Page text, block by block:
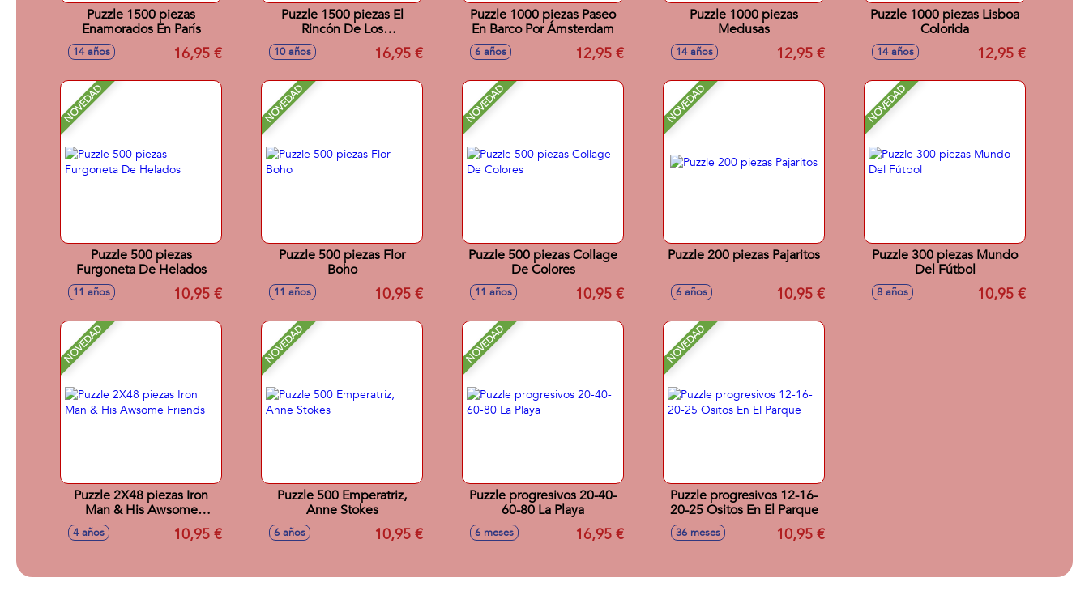
Puzzle 1500 piezas
Enamorados En París
14 años 16,95 €
Puzzle 1500 piezas El
Rincón De Los
Cuadernillos Kitsch
10 años 16,95 €
Puzzle 1000 piezas Paseo
En Barco Por Ámsterdam
6 años 12,95 €
Puzzle 1000 piezas
Medusas
14 años 12,95 €
Puzzle 1000 piezas Lisboa
Colorida
14 años 12,95 €
NOVEDAD
Puzzle 500 piezas
Furgoneta De Helados
11 años 10,95 €
NOVEDAD
Puzzle 500 piezas Flor
Boho
11 años 10,95 €
NOVEDAD
Puzzle 500 piezas Collage
De Colores
11 años 10,95 €
NOVEDAD
Puzzle 200 piezas Pajaritos
6 años 10,95 €
NOVEDAD
Puzzle 300 piezas Mundo
Del Fútbol
8 años 10,95 €
NOVEDAD
Puzzle 2X48 piezas Iron
Man & His Awsome
4 años 10,95 €
NOVEDAD
Puzzle 500 Emperatriz,
Anne Stokes
6 años 10,95 €
NOVEDAD
Puzzle progresivos 20-40-
60-80 La Playa
6 meses 16,95 €
NOVEDAD
Puzzle progresivos 12-16-
20-25 Ositos En El Parque
36 meses 10,95 €